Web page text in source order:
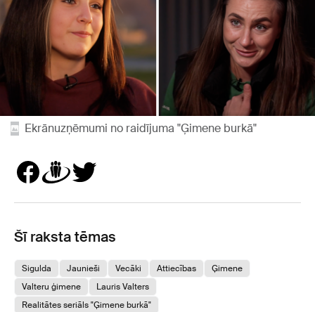
Ekrānuzņēmumi no raidījuma "Ģimene burkā"
Šī raksta tēmas
Sigulda Jaunieši Vecāki Attiecības
Ģimene
Valteru ģimene
Lauris Valters
Realitātes seriāls "Ģimene burkā"